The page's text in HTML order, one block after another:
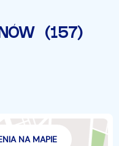
(157)
NA MAPIE